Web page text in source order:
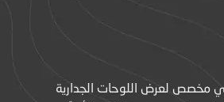
مخصص لعرض اللوحات الجدارية